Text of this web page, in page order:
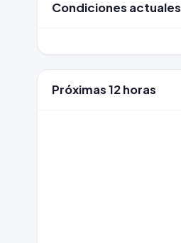
Condiciones actuales
Próximas 12 horas